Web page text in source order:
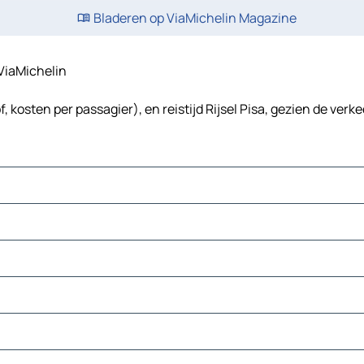
Bladeren op ViaMichelin Magazine
per passagier), en reistijd Rijsel Pisa, gezien de